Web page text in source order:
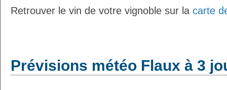
Retrouver le vin de votre vignoble sur la carte
Prévisions météo Flaux à 3